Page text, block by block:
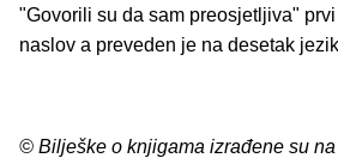
"Govorili su da sam preosjetljiva"
naslov a preveden je na desetak
© Bilješke o knjigama izrađene su